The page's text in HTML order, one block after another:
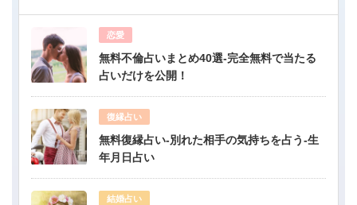
恋愛
無料不倫占いまとめ40選-完全無料で当たる
占いだけを公開！
復縁占い
無料復縁占い-別れた相手の気持ちを占う-生
年月日占い
結婚占い